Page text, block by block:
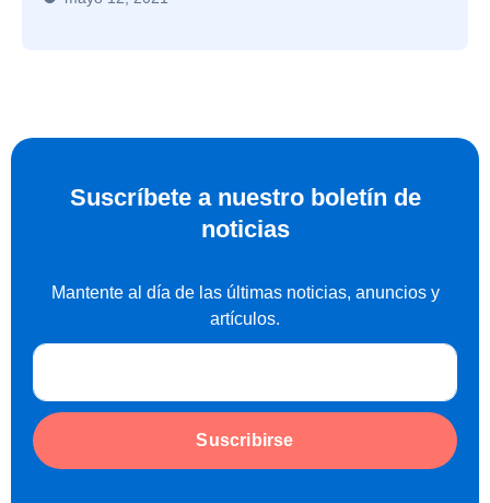
Suscríbete a nuestro boletín de
noticias
Mantente al día de las últimas noticias, anuncios y
artículos.
Suscribirse